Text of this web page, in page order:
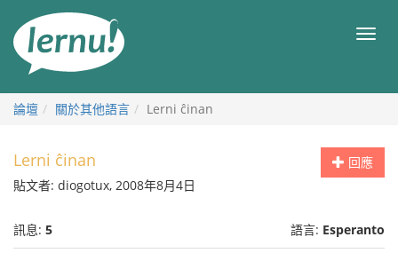
目
論壇 關於其他語言 Lerni ĉinan
回應
Lerni ĉinan
貼文者: diogotux, 2008年8月4日
訊息: 5 語言: Esperanto